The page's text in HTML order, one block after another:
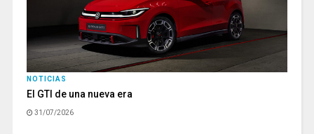
NOTICIAS
El GTI de una nueva era
31/07/2026